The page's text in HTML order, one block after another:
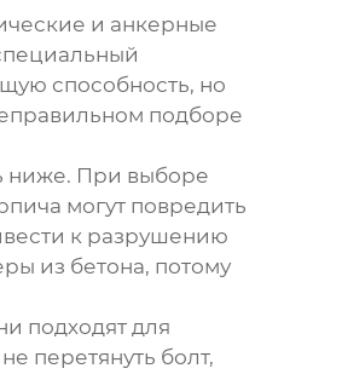
и анкерные
способность, но
подборе
ниже. При выборе
могут повредить
к разрушению
из бетона, потому
подходят для
перетянуть болт,